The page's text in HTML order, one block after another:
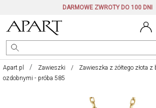
DARMOWE ZWROTY DO 100 DNI
Apart.pl Zawieszki
Zawieszka z żółtego złota
ozdobnymi - próba 585